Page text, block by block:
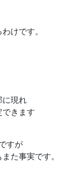
けです。
に現れ
きます
すが
た事実です。